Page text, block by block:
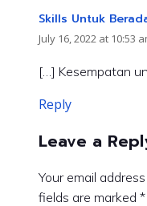
Skills Untuk
July 16, 2022 at 10:53
[…] Kesempatan
Reply
Leave a
Your email
fields are marked *